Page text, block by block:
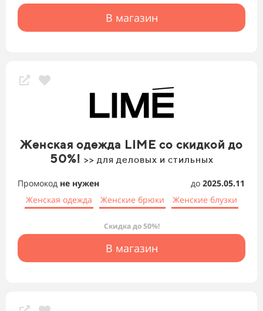
В магазин
Женская одежда LIME со скидкой до
50%! >> для деловых и стильных
Промокод не нужен до 2025.05.11
Женская одежда
Женские брюки Женские блузки
Скидка до 50%!
В магазин